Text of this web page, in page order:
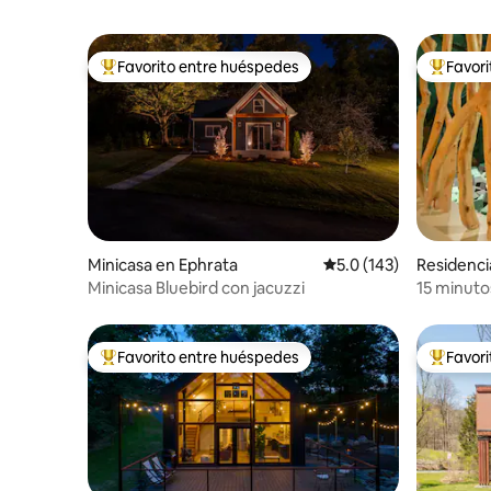
De los mejores en Favorito entre huéspedes
Favorito entre huéspedes
Minicasa en Ephrata Calificación
5.0 (143)
Minicasa Bluebird con jacuzzi
De los
15
De los mejores en Favorito entre huéspedes
Favorito entre huéspedes De los